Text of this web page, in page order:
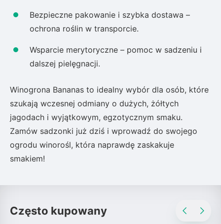
Bezpieczne pakowanie i szybka dostawa –
ochrona roślin w transporcie.
Wsparcie merytoryczne – pomoc w sadzeniu i
dalszej pielęgnacji.
Winogrona Bananas to idealny wybór dla osób, które
szukają wczesnej odmiany o dużych, żółtych
jagodach i wyjątkowym, egzotycznym smaku.
Zamów sadzonki już dziś i wprowadź do swojego
ogrodu winorośl, która naprawdę zaskakuje
smakiem!
Często kupowany